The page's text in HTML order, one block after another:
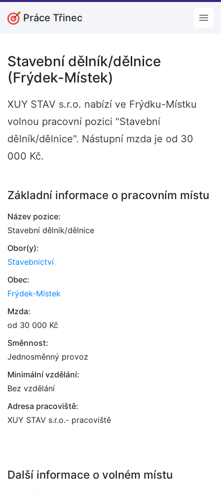
Práce Třinec
Stavební dělník/dělnice
(Frýdek-Místek)
XUY STAV s.r.o. nabízí ve Frýdku-Místku
volnou pracovní pozici "Stavební
dělník/dělnice". Nástupní mzda je od 30
000 Kč.
Základní informace o pracovním místu
Název pozice:
Stavební dělník/dělnice
Obor(y):
Stavebnictví
Obec:
Frýdek-Místek
Mzda:
od 30 000 Kč
Směnnost:
Jednosměnný provoz
Minimální vzdělání:
Bez vzdělání
Adresa pracoviště:
XUY STAV s.r.o.- pracoviště
Další informace o volném místu